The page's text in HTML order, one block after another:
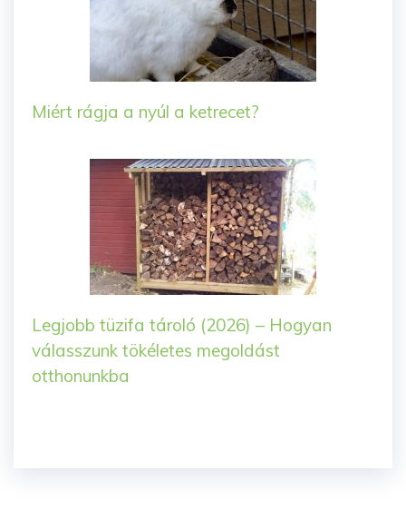
Miért rágja a nyúl a ketrecet?
Legjobb tüzifa tároló (2026) – Hogyan
válasszunk tökéletes megoldást
otthonunkba